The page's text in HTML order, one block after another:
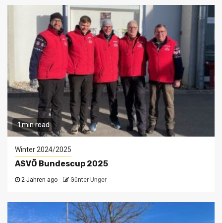
1 min read
Winter 2024/2025
ASVÖ Bundescup 2025
2 Jahren ago Günter Unger